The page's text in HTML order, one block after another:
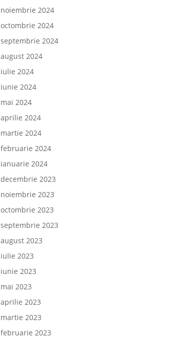
noiembrie 2024
octombrie 2024
septembrie 2024
august 2024
iulie 2024
iunie 2024
mai 2024
aprilie 2024
martie 2024
februarie 2024
ianuarie 2024
decembrie 2023
noiembrie 2023
octombrie 2023
septembrie 2023
august 2023
iulie 2023
iunie 2023
mai 2023
aprilie 2023
martie 2023
februarie 2023